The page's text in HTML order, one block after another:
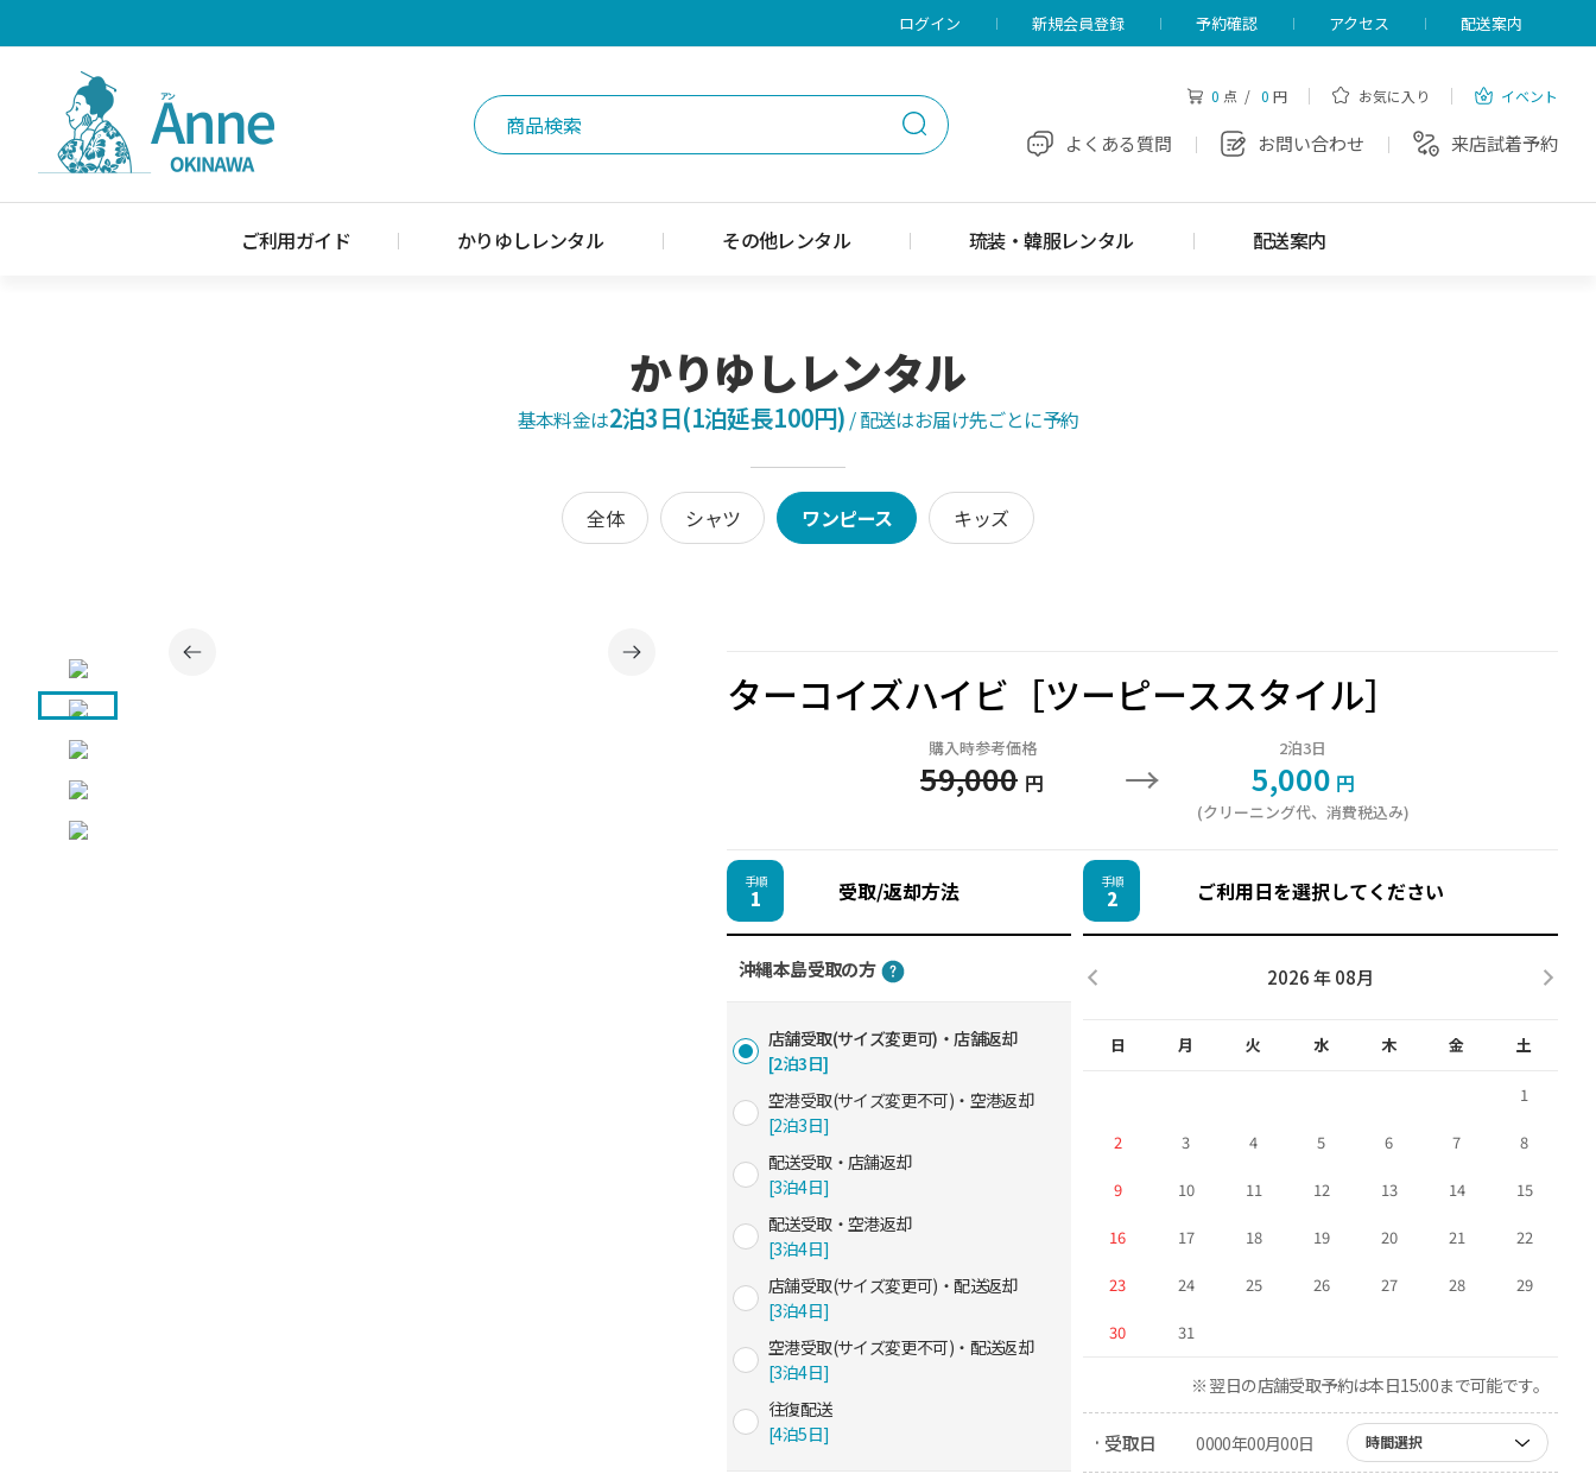
ログイン 新規会員登録 予約確認 アクセス 配送案内
0 点 / 0 円 お気に入り イベント
よくある質問 お問い合わせ 来店試着予約
ご利用ガイド かりゆしレンタル その他レンタル 琉装・韓服レンタル 配送案内
かりゆしレンタル
基本料金は2泊3日(1泊延長100円) /配送はお届け先ごとに予約
全体 シャツ ワンピース キッズ
ターコイズハイビ［ツーピーススタイル］
購入時参考価格
59,000 円 →
2泊3日
5,000 円
(クリーニング代、消費税込み)
手順
1 受取/返却方法
沖縄本島受取の方
店舗受取(サイズ変更可)・店舗返却
[2泊3日]
空港受取(サイズ変更不可)・空港返却
[2泊3日]
配送受取・店舗返却
[3泊4日]
配送受取・空港返却
[3泊4日]
店舗受取(サイズ変更可)・配送返却
[3泊4日]
空港受取(サイズ変更不可)・配送返却
[3泊4日]
往復配送
[4泊5日]
手順
2 ご利用日を選択してください
2026 年 08月
日 月 火 水 木 金 土
1
2 3 4 5 6 7 8
9 10 11 12 13 14 15
16 17 18 19 20 21 22
23 24 25 26 27 28 29
30 31
※ 翌日の店舗受取予約は本日15:00まで可能です。
· 受取日 0000年00月00日 時間選択